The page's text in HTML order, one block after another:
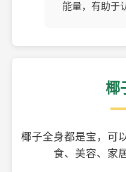
能量，有助于
椰
椰子全身都是宝，可
食、美容、家